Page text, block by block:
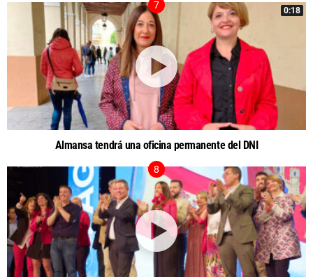
0:18
Almansa tendrá una oficina permanente del DNI